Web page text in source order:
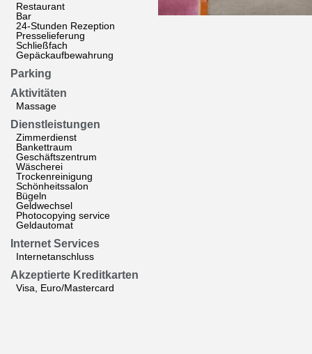
Restaurant
Bar
24-Stunden Rezeption
Presselieferung
Schließfach
Gepäckaufbewahrung
Parking
Aktivitäten
Massage
Dienstleistungen
Zimmerdienst
Bankettraum
Geschäftszentrum
Wäscherei
Trockenreinigung
Schönheitssalon
Bügeln
Geldwechsel
Photocopying service
Geldautomat
Internet Services
Internetanschluss
Akzeptierte Kreditkarten
Visa, Euro/Mastercard